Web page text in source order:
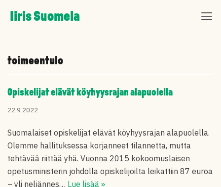
Skip
to
Iiris Suomela
toimeentulo
Opiskelijat elävät köyhyysrajan alapuolella
22.9.2022
Suomalaiset opiskelijat elävät köyhyysrajan alapuolella.
Olemme hallituksessa korjanneet tilannetta, mutta
tehtävää riittää yhä. Vuonna 2015 kokoomuslaisen
opetusministerin johdolla opiskelijoilta leikattiin 87 euroa
– yli neljännes… Lue lisää »